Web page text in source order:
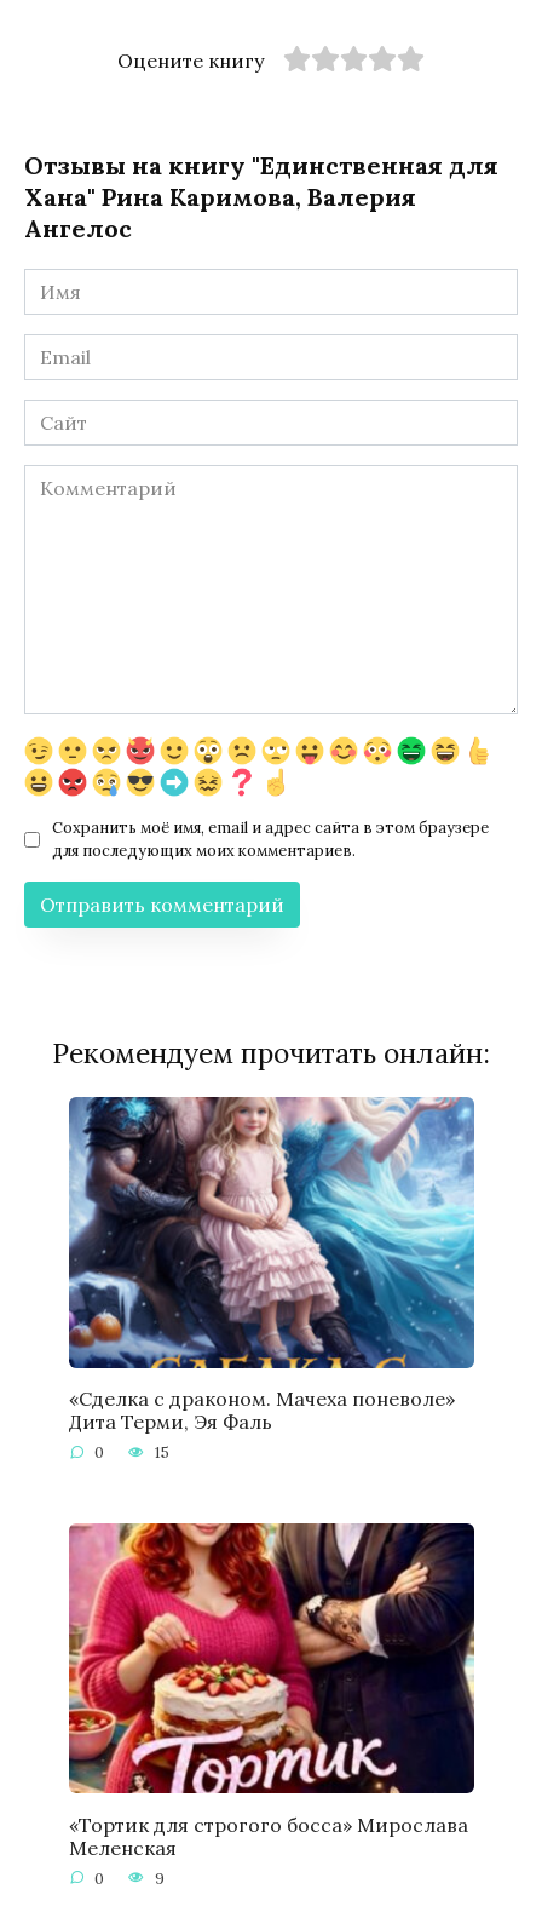
Оцените книгу
Отзывы на книгу "Единственная для
Хана" Рина Каримова, Валерия
Ангелос
Имя
*
Email
*
Сайт
Комментарий
Сохранить моё имя, email и адрес сайта в этом браузере
для последующих моих комментариев.
Рекомендуем прочитать онлайн:
«Сделка с драконом. Мачеха поневоле»
Дита Терми, Эя Фаль
0 15
«Тортик для строгого босса» Мирослава
Меленская
0 9